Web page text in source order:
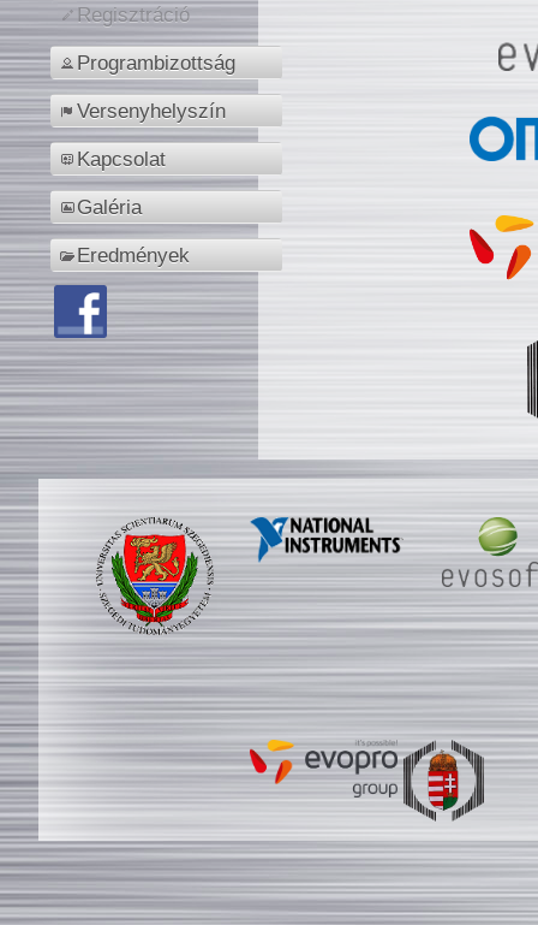
Regisztráció
Programbizottság
Versenyhelyszín
Kapcsolat
Galéria
Eredmények